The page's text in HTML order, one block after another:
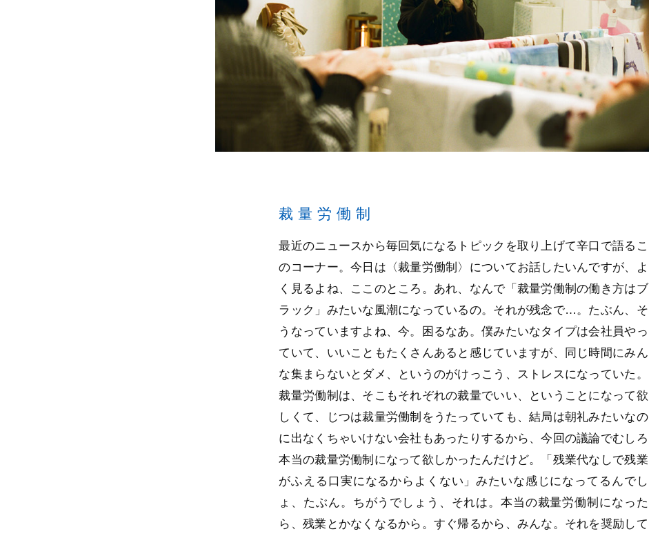
裁量労働制
最近のニュースから毎回気になるトピックを取り上げて辛口で語るこ
のコーナー。今日は〈裁量労働制〉についてお話したいんですが、よ
く見るよね、ここのところ。あれ、なんで「裁量労働制の働き方はブ
ラック」みたいな風潮になっているの。それが残念で…。たぶん、そ
うなっていますよね、今。困るなあ。僕みたいなタイプは会社員やっ
ていて、いいこともたくさんあると感じていますが、同じ時間にみん
な集まらないとダメ、というのがけっこう、ストレスになっていた。
裁量労働制は、そこもそれぞれの裁量でいい、ということになって欲
しくて、じつは裁量労働制をうたっていても、結局は朝礼みたいなの
に出なくちゃいけない会社もあったりするから、今回の議論でむしろ
本当の裁量労働制になって欲しかったんだけど。「残業代なしで残業
がふえる口実になるからよくない」みたいな感じになってるんでし
ょ、たぶん。ちがうでしょう、それは。本当の裁量労働制になった
ら、残業とかなくなるから。すぐ帰るから、みんな。それを奨励して